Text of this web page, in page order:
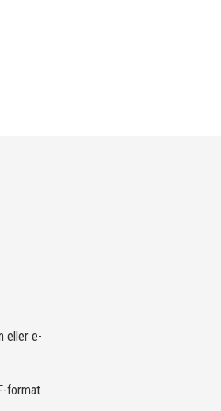
eller e-
format